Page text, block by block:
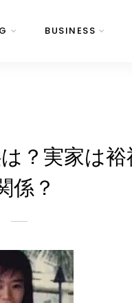
BUSINESS
？実家は
係？